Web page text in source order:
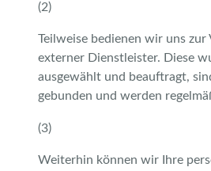
(2)
Teilweise bedienen wir uns
externer Dienstleister. Diese
ausgewählt und beauftragt,
gebunden und werden
(3)
Weiterhin können wir Ihre